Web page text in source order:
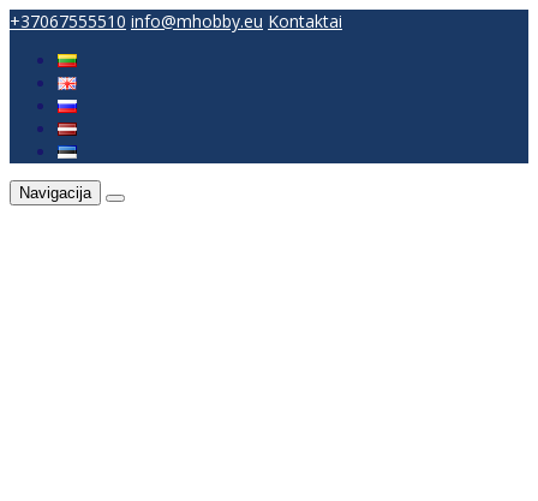
+37067555510 info@mhobby.eu Kontaktai
Navigacija